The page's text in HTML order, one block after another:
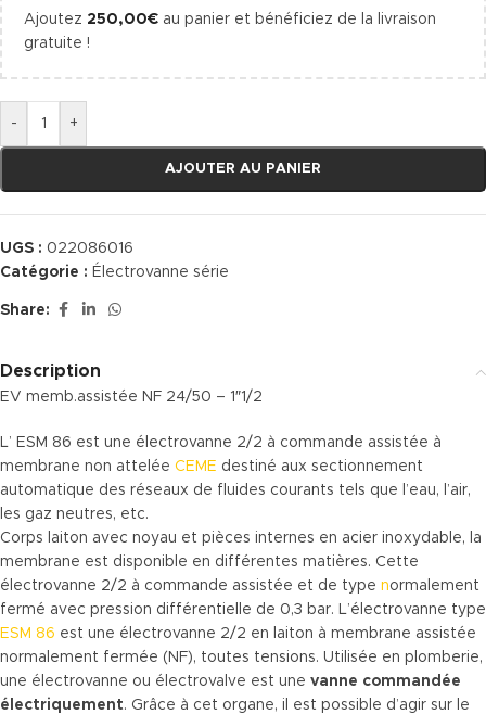
Ajoutez 250,00€ au panier et bénéficiez de la livraison
gratuite !
- +
AJOUTER AU PANIER
UGS : 022086016
Catégorie : Électrovanne série
Share:
Description
EV memb.assistée NF 24/50 – 1″1/2
L’ ESM 86 est une électrovanne 2/2 à commande assistée à
membrane non attelée CEME destiné aux sectionnement
automatique des réseaux de fluides courants tels que l’eau, l’air,
les gaz neutres, etc.
Corps laiton avec noyau et pièces internes en acier inoxydable, la
membrane est disponible en différentes matières. Cette
électrovanne 2/2 à commande assistée et de type normalement
fermé avec pression différentielle de 0,3 bar. L’électrovanne type
ESM 86 est une électrovanne 2/2 en laiton à membrane assistée
normalement fermée (NF), toutes tensions. Utilisée en plomberie,
une électrovanne ou électrovalve est une vanne commandée
électriquement. Grâce à cet organe, il est possible d’agir sur le